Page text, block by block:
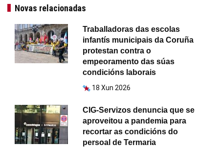
Novas relacionadas
Traballadoras das escolas
infantís municipais da Coruña
protestan contra o
empeoramento das súas
condicións laborais
18 Xun 2026
CIG-Servizos denuncia que se
aproveitou a pandemia para
recortar as condicións do
persoal de Termaria